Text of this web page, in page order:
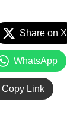
Share on X
WhatsApp
Copy Link